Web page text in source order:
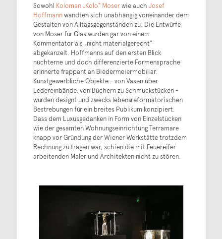
Sowohl Koloman „Kolo“ Moserwie auch Josef
Hoffmannwandten sich unabhängig voneinander dem
Gestalten von Alltagsgegenständen zu. Die Entwürfe
von Moser für Glas wurden gar von einem
Kommentator als „nicht materialgerecht“
abgekanzelt. Hoffmanns auf den ersten Blick
nüchterne und doch differenzierte Formensprache
erinnerte frappant an Biedermeiermobiliar.
Kunstgewerbliche Objekte - von Vasen über
Ledereinbände, von Büchern zu Schmuckstücken -
wurden designt und zwecks lebensreformatorischen
Bestrebungen für ein breites Publikum konzipiert.
Dass dem Luxusgedanken in Form von Einzelstücken
wie der gesamten Wohnungseinrichtung Terramare
knapp vor Gründung der Wiener Werkstätte trotzdem
Rechnung zu tragen war, schien die mit Feuereifer
arbeitenden Maler und Architekten nicht zu stören.